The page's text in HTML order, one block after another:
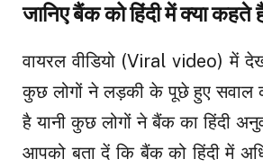
जानिए बैंक को हिंदी में क्या कहते
वायरल वीडियो (Viral video) में
कुछ लोगों ने लड़की के पूछे हुए सवाल
है यानी कुछ लोगों ने बैंक का हिंदी
आपको बता दें कि बैंक को हिंदी में